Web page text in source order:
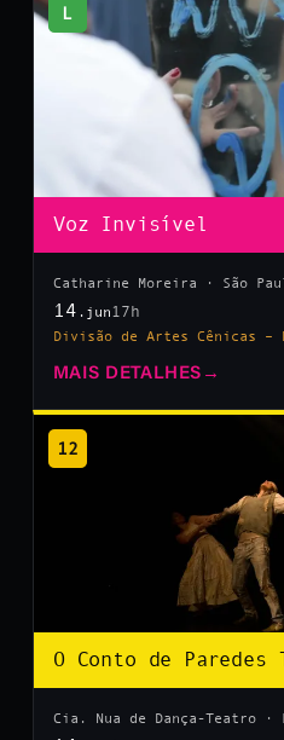
L
Voz Invisível
Catharine Moreira · São
14 .jun 17h
Divisão de Artes Cênicas –
MAIS DETALHES →
12
O Conto de Paredes
Cia. Nua de Dança-Teatro ·